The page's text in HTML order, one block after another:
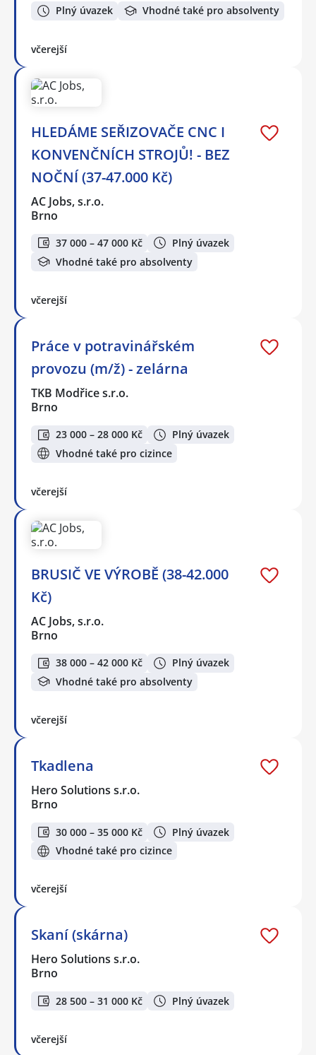
Plný úvazek Vhodné také pro absolventy
včerejší
HLEDÁME SEŘIZOVAČE CNC I
KONVENČNÍCH STROJŮ! - BEZ
NOČNÍ (37-47.000 Kč)
AC Jobs, s.r.o.
Brno
37 000 – 47 000 Kč
Plný úvazek
Vhodné také pro absolventy
včerejší
Práce v potravinářském
provozu (m/ž) - zelárna
TKB Modřice s.r.o.
Brno
23 000 – 28 000 Kč
Plný úvazek
Vhodné také pro cizince
včerejší
BRUSIČ VE VÝROBĚ (38-42.000
Kč)
AC Jobs, s.r.o.
Brno
38 000 – 42 000 Kč
Plný úvazek
Vhodné také pro absolventy
včerejší
Tkadlena
Hero Solutions s.r.o.
Brno
30 000 – 35 000 Kč
Plný úvazek
Vhodné také pro cizince
včerejší
Skaní (skárna)
Hero Solutions s.r.o.
Brno
28 500 – 31 000 Kč Plný úvazek
včerejší